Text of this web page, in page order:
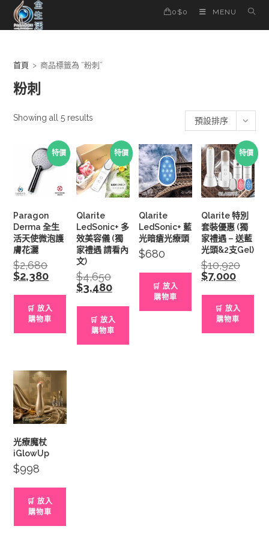
0 $0 MENU
首頁 > 商品標籤為 “粉刺”
粉刺
Showing all 5 results 預設排序
特價
Paragon
Derma 全生
活天使微泡護
膚花灑
$2,680Original
price
was:
$2,680.
$2,380Current
price
🛒 放入
購物車
特價
Qlarite
LedSonic+ 多
效美容儀 (獨
家禮遇 請看內
文)
$4,650Original
price
was:
$3,480Current
price
$3,480.
🛒 放入
購物車
Qlarite
LedSonic+ 藍
光暗瘡光療頭
$680
🛒 放入
購物車
特價
Qlarite 特別
套裝優惠 (獨
家禮遇 – 送藍
光頭&2支Gel)
$10,920
$7,000Current
price
🛒 放入
購物車
光療魔杖
iGlowUp
$998
🛒 放入
購物車